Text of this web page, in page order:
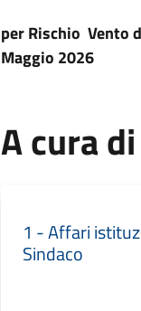
per Rischio Vento
Maggio 2026
A cura di
1 - Affari
Sindaco